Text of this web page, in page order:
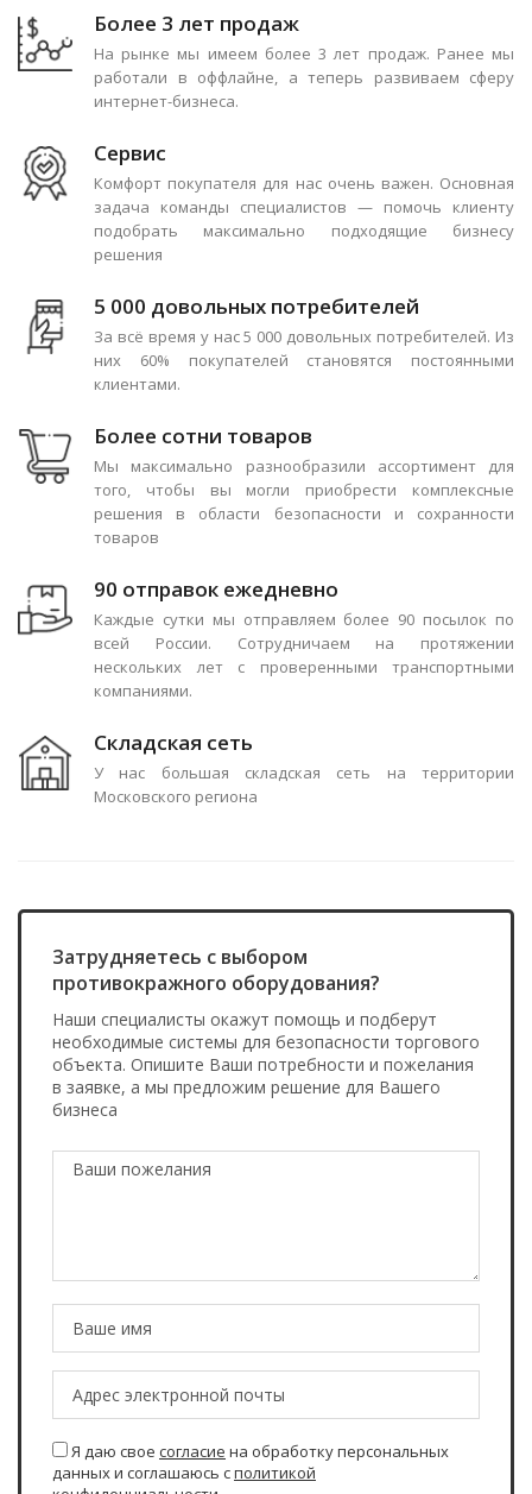
Более 3 лет продаж
На рынке мы имеем более 3 лет продаж. Ранее мы
работали в оффлайне, а теперь развиваем сферу
интернет-бизнеса.
Сервис
Комфорт покупателя для нас очень важен. Основная
задача команды специалистов — помочь клиенту
подобрать максимально подходящие бизнесу
решения
5 000 довольных потребителей
За всё время у нас 5 000 довольных потребителей. Из
них 60% покупателей становятся постоянными
клиентами.
Более сотни товаров
Мы максимально разнообразили ассортимент для
того, чтобы вы могли приобрести комплексные
решения в области безопасности и сохранности
товаров
90 отправок ежедневно
Каждые сутки мы отправляем более 90 посылок по
всей России. Сотрудничаем на протяжении
нескольких лет с проверенными транспортными
компаниями.
Складская сеть
У нас большая складская сеть на территории
Московского региона
Затрудняетесь с выбором
противокражного оборудования?
Наши специалисты окажут помощь и подберут
необходимые системы для безопасности торгового
объекта. Опишите Ваши потребности и пожелания
в заявке, а мы предложим решение для Вашего
бизнеса
Я даю свое согласие на обработку персональных
данных и соглашаюсь сполитикой